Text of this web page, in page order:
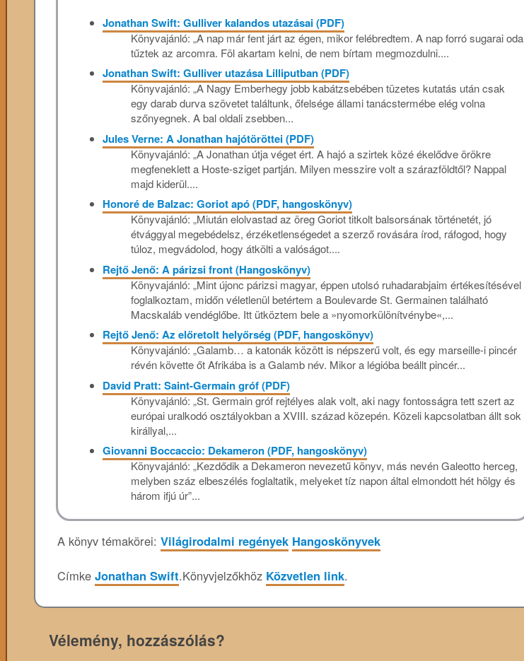
Jonathan Swift: Gulliver kalandos utazásai (PDF)
Könyvajánló: „A nap már fent járt az égen, mikor felébredtem. A nap forró sugarai oda
tűztek az arcomra. Föl akartam kelni, de nem bírtam megmozdulni....
Jonathan Swift: Gulliver utazása Lilliputban (PDF)
Könyvajánló: „A Nagy Emberhegy jobb kabátzsebében tüzetes kutatás után csak
egy darab durva szövetet találtunk, őfelsége állami tanácstermébe elég volna
szőnyegnek. A bal oldali zsebben...
Jules Verne: A Jonathan hajótöröttei (PDF)
Könyvajánló: „A Jonathan útja véget ért. A hajó a szirtek közé ékelődve örökre
megfeneklett a Hoste-sziget partján. Milyen messzire volt a szárazföldtől? Nappal
majd kiderül....
Honoré de Balzac: Goriot apó (PDF, hangoskönyv)
Könyvajánló: „Miután elolvastad az öreg Goriot titkolt balsorsának történetét, jó
étvággyal megebédelsz, érzéketlenségedet a szerző rovására írod, ráfogod, hogy
túloz, megvádolod, hogy átkölti a valóságot....
Rejtő Jenő: A párizsi front (Hangoskönyv)
Könyvajánló: „Mint újonc párizsi magyar, éppen utolsó ruhadarabjaim értékesítésével
foglalkoztam, midőn véletlenül betértem a Boulevarde St. Germainen található
Macskaláb vendéglőbe. Itt ütköztem bele a »nyomorkülönítvénybe«,...
Rejtő Jenő: Az előretolt helyőrség (PDF, hangoskönyv)
Könyvajánló: „Galamb… a katonák között is népszerű volt, és egy marseille-i pincér
révén követte őt Afrikába is a Galamb név. Mikor a légióba beállt pincér...
David Pratt: Saint-Germain gróf (PDF)
Könyvajánló: „St. Germain gróf rejtélyes alak volt, aki nagy fontosságra tett szert az
európai uralkodó osztályokban a XVIII. század közepén. Közeli kapcsolatban állt sok
királlyal,...
Giovanni Boccaccio: Dekameron (PDF, hangoskönyv)
Könyvajánló: „Kezdődik a Dekameron nevezetű könyv, más nevén Galeotto herceg,
melyben száz elbeszélés foglaltatik, melyeket tíz napon által elmondott hét hölgy és
három ifjú úr”...
A könyv témakörei: Világirodalmi regények Hangoskönyvek
Címke Jonathan Swift.Könyvjelzőkhöz Közvetlen link.
Vélemény, hozzászólás?